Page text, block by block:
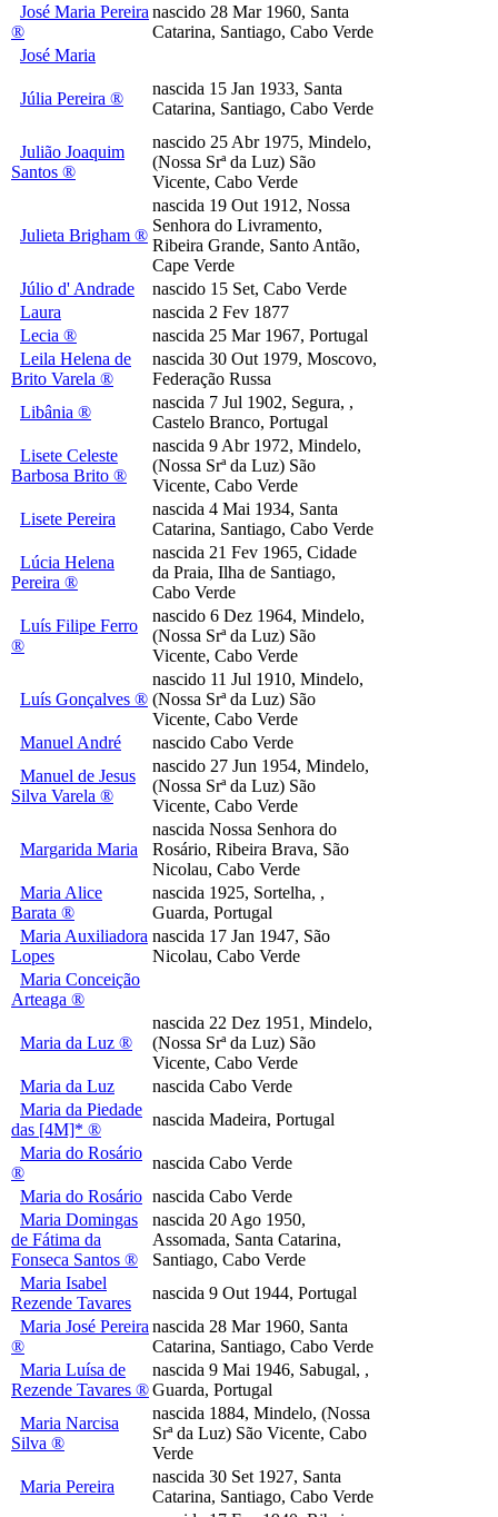
José Maria Pereira
®
nascido 28 Mar 1960, Santa
Catarina, Santiago, Cabo Verde
José Maria
Júlia Pereira ®
nascida 15 Jan 1933, Santa
Catarina, Santiago, Cabo Verde
Julião Joaquim
Santos ®
nascido 25 Abr 1975, Mindelo,
(Nossa Srª da Luz) São
Vicente, Cabo Verde
Julieta Brigham ®
nascida 19 Out 1912, Nossa
Senhora do Livramento,
Ribeira Grande, Santo Antão,
Cape Verde
Júlio d' Andrade
nascido 15 Set, Cabo Verde
Laura
nascida 2 Fev 1877
Lecia ®
nascida 25 Mar 1967, Portugal
Leila Helena de
Brito Varela ®
nascida 30 Out 1979, Moscovo,
Federação Russa
Libânia ®
nascida 7 Jul 1902, Segura, ,
Castelo Branco, Portugal
Lisete Celeste
Barbosa Brito ®
nascida 9 Abr 1972, Mindelo,
(Nossa Srª da Luz) São
Vicente, Cabo Verde
Lisete Pereira
nascida 4 Mai 1934, Santa
Catarina, Santiago, Cabo Verde
Lúcia Helena
Pereira ®
nascida 21 Fev 1965, Cidade
da Praia, Ilha de Santiago,
Cabo Verde
Luís Filipe Ferro
®
nascido 6 Dez 1964, Mindelo,
(Nossa Srª da Luz) São
Vicente, Cabo Verde
Luís Gonçalves ®
nascido 11 Jul 1910, Mindelo,
(Nossa Srª da Luz) São
Vicente, Cabo Verde
Manuel André
nascido Cabo Verde
Manuel de Jesus
Silva Varela ®
nascido 27 Jun 1954, Mindelo,
(Nossa Srª da Luz) São
Vicente, Cabo Verde
Margarida Maria
nascida Nossa Senhora do
Rosário, Ribeira Brava, São
Nicolau, Cabo Verde
Maria Alice
Barata ®
nascida 1925, Sortelha, ,
Guarda, Portugal
Maria Auxiliadora
Lopes
nascida 17 Jan 1947, São
Nicolau, Cabo Verde
Maria Conceição
Arteaga ®
Maria da Luz ®
nascida 22 Dez 1951, Mindelo,
(Nossa Srª da Luz) São
Vicente, Cabo Verde
Maria da Luz
nascida Cabo Verde
Maria da Piedade
das [4M]* ®
nascida Madeira, Portugal
Maria do Rosário
®
nascida Cabo Verde
Maria do Rosário nascida Cabo Verde
Maria Domingas
de Fátima da
Fonseca Santos ®
nascida 20 Ago 1950,
Assomada, Santa Catarina,
Santiago, Cabo Verde
Maria Isabel
Rezende Tavares
nascida 9 Out 1944, Portugal
Maria José Pereira
®
nascida 28 Mar 1960, Santa
Catarina, Santiago, Cabo Verde
Maria Luísa de
Rezende Tavares ®
nascida 9 Mai 1946, Sabugal, ,
Guarda, Portugal
Maria Narcisa
Silva ®
nascida 1884, Mindelo, (Nossa
Srª da Luz) São Vicente, Cabo
Verde
Maria Pereira
nascida 30 Set 1927, Santa
Catarina, Santiago, Cabo Verde